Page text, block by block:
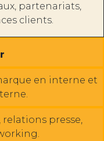
partenariats,
clients.
en interne et
relations presse,